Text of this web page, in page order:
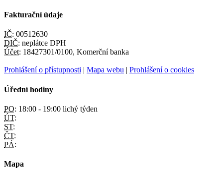
Fakturační údaje
IČ: 00512630
DIČ: neplátce DPH
Účet: 18427301/0100, Komerční banka
Prohlášení o přístupnosti | Mapa webu | Prohlášení o cookies
Úřední hodiny
PO: 18:00 - 19:00 lichý týden
ÚT:
ST:
ČT:
PÁ:
Mapa